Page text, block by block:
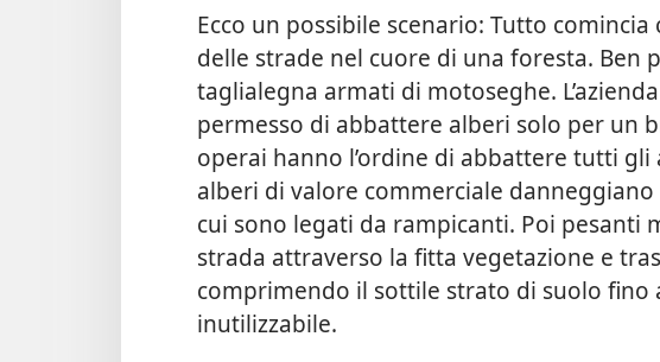
Ecco un possibile scenario: Tutto
delle strade nel cuore di una foresta. Ben
taglialegna armati di motoseghe.
permesso di abbattere alberi solo per un
operai hanno l’ordine di abbattere tutti
alberi di valore commerciale
cui sono legati da rampicanti. Poi pesanti
strada attraverso la fitta vegetazione e
comprimendo il sottile strato di suolo fino
inutilizzabile.